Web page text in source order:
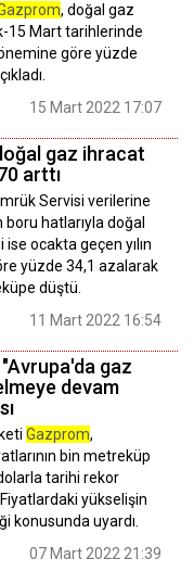
, doğal gaz
15 Mart tarihlerinde
göre yüzde
15 Mart 2022 17:07
gaz ihracat
arttı
Servisi verilerine
boru hatlarıyla doğal
ocakta geçen yılın
yüzde 34,1 azalarak
düştü.
11 Mart 2022 16:54
gaz
devam
Gazprom,
bin metreküp
tarihi rekor
Fiyatlardaki yükselişin
konusunda uyardı.
07 Mart 2022 21:39